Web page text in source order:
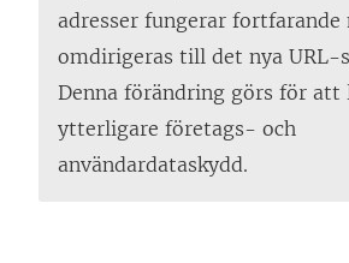
adresser fungerar fortfarande
omdirigeras till det nya URL-
Denna förändring görs för att
ytterligare företags- och
användardataskydd.